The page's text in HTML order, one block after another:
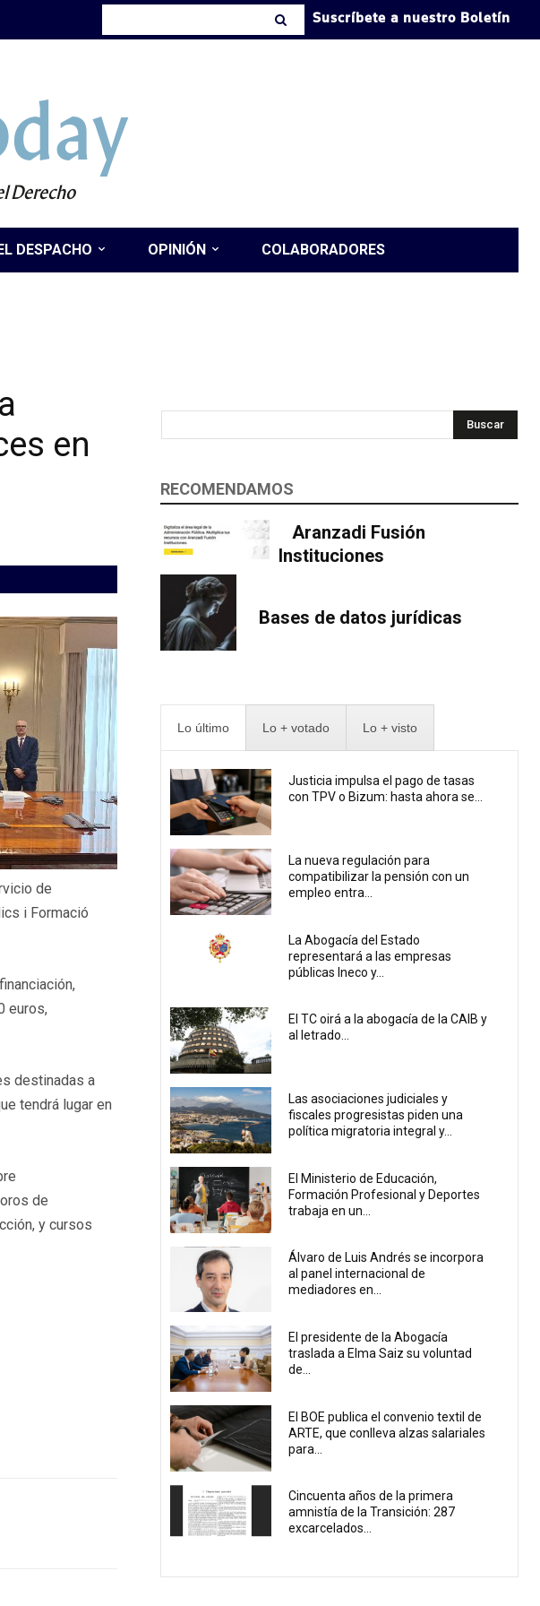
Suscríbete a nuestro Boletín
Derecho
DESPACHO OPINIÓN COLABORADORES
en
de
i Formació
euros,
destinadas a
tendrá lugar en
de
y cursos
Buscar
RECOMENDAMOS
Aranzadi Fusión
Instituciones
Bases de datos jurídicas
Lo último Lo + votado Lo + visto
Justicia impulsa el pago de tasas
con TPV o Bizum: hasta ahora se...
La nueva regulación para
compatibilizar la pensión con un
empleo entra...
La Abogacía del Estado
representará a las empresas
públicas Ineco y...
El TC oirá a la abogacía de la CAIB y
al letrado...
Las asociaciones judiciales y
fiscales progresistas piden una
política migratoria integral y...
El Ministerio de Educación,
Formación Profesional y Deportes
trabaja en un...
Álvaro de Luis Andrés se incorpora
al panel internacional de
mediadores en...
El presidente de la Abogacía
traslada a Elma Saiz su voluntad
de...
El BOE publica el convenio textil de
ARTE, que conlleva alzas salariales
para...
Cincuenta años de la primera
amnistía de la Transición: 287
excarcelados...